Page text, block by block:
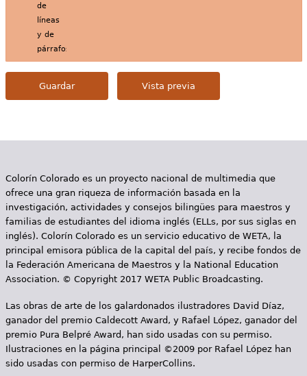
de
líneas
y de
párrafos.
Colorín Colorado es un proyecto nacional de multimedia que
ofrece una gran riqueza de información basada en la
investigación, actividades y consejos bilingües para maestros y
familias de estudiantes del idioma inglés (ELLs, por sus siglas en
inglés). Colorín Colorado es un servicio educativo de WETA, la
principal emisora pública de la capital del país, y recibe fondos de
la Federación Americana de Maestros y la National Education
Association. © Copyright 2017 WETA Public Broadcasting.
Las obras de arte de los galardonados ilustradores David Díaz,
ganador del premio Caldecott Award, y Rafael López, ganador del
premio Pura Belpré Award, han sido usadas con su permiso.
Ilustraciones en la página principal ©2009 por Rafael López han
sido usadas con permiso de HarperCollins.